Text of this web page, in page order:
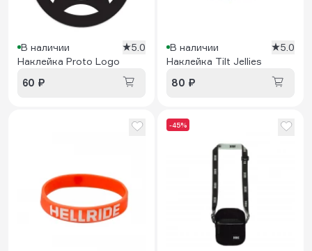
В наличии
5.0
Наклейка Proto Logo
60 ₽
В наличии
5.0
Наклейка Tilt Jellies
80 ₽
-45%